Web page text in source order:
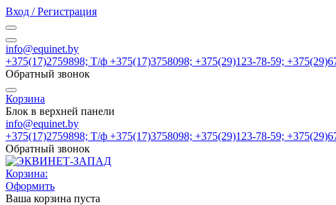
Вход / Регистрация
info@equinet.by
+375(17)2759898; Т/ф +375(17)3758098; +375(29)123-78-59;
Обратный звонок
Корзина
Блок в верхней панели
info@equinet.by
+375(17)2759898; Т/ф +375(17)3758098; +375(29)123-78-59;
Обратный звонок
Корзина:
Оформить
Ваша корзина пуста